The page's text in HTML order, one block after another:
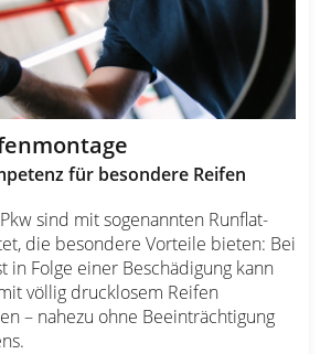
für besondere Reifen
sind mit sogenannten Runflat-
die besondere Vorteile bieten: Bei
in Folge einer Beschädigung kann
völlig drucklosem Reifen
– nahezu ohne Beeinträchtigung